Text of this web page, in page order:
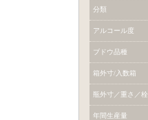
分類
アルコール度
ブドウ品種
箱外寸/入数箱
瓶外寸／重さ／栓
年間生産量